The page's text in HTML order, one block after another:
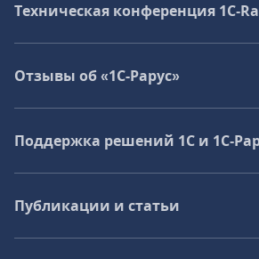
Техническая конференция
Отзывы об «1С-Рарус»
Поддержка решений 1С и
Публикации и статьи